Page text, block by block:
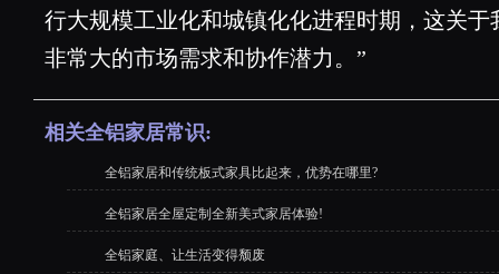
行大规模工业化和城镇化化进程时期，这关
非常大的市场需求和协作潜力。”
相关全铝家居常识:
全铝家居和传统板式家具比起来，优势在哪里?
全铝家居全屋定制全新美式家居体验!
全铝家庭、让生活变得颓废